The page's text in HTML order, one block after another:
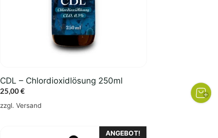
CDL – Chlordioxidlösung 250ml
25,00€
zzgl. Versand
ANGEBOT!